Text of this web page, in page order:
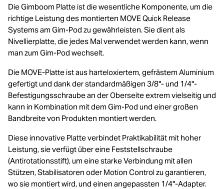
Die Gimboom Platte ist die wesentliche Komponente, um die
richtige Leistung des montierten MOVE Quick Release
Systems am Gim-Pod zu gewährleisten. Sie dient als
Nivellierplatte, die jedes Mal verwendet werden kann, wenn
man zum Gim-Pod wechselt.
Die MOVE-Platte ist aus harteloxiertem, gefrästem Aluminium
gefertigt und dank der standardmäßigen 3/8"- und 1/4"-
Befestigungsschraube an der Oberseite extrem vielseitig und
kann in Kombination mit dem Gim-Pod und einer großen
Bandbreite von Produkten montiert werden.
Diese innovative Platte verbindet Praktikabilität mit hoher
Leistung, sie verfügt über eine Feststellschraube
(Antirotationsstift), um eine starke Verbindung mit allen
Stützen, Stabilisatoren oder Motion Control zu garantieren,
wo sie montiert wird, und einen angepassten 1/4"-Adapter.